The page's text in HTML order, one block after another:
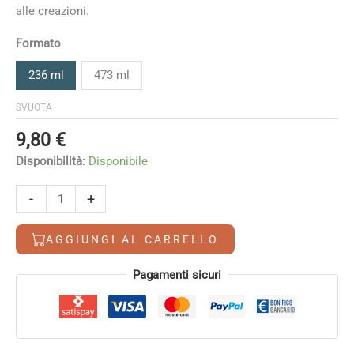
alle creazioni.
Formato
236 ml 473 ml
SVUOTA
9,80 €
Disponibilità: Disponibile
-
bear
quantità
+
AGGIUNGI AL CARRELLO
Alternative: Pagamenti sicuri